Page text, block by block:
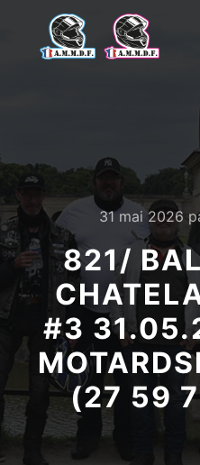
31 mai 2026
821/
#3
(27 59